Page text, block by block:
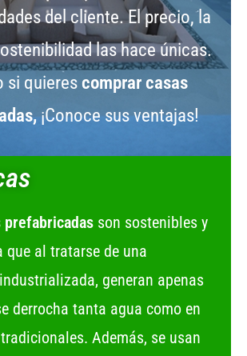
del cliente. El precio, la
las hace únicas.
si quieres comprar casas
¡Conoce sus ventajas!
prefabricadas son sostenibles y
que al tratarse de una
generan apenas
derrocha tanta agua como en
Además, se usan